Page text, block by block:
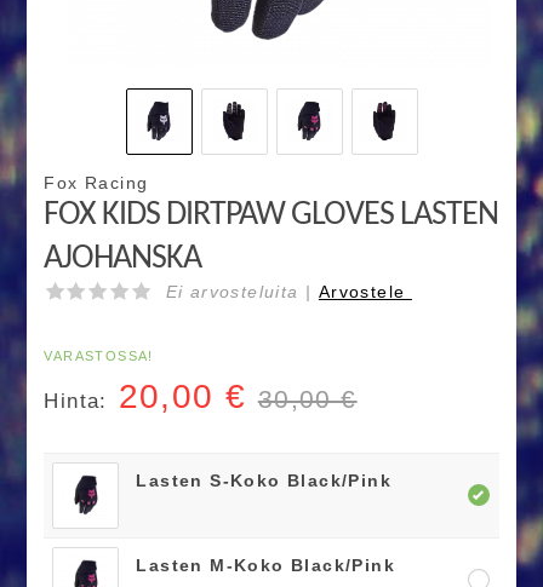
Fox Racing
FOX KIDS DIRTPAW GLOVES LASTEN
AJOHANSKA
Ei arvosteluita | Arvostele
VARASTOSSA!
Hinta: 20,00 € 30,00 €
Lasten S-Koko Black/Pink
Lasten M-Koko Black/Pink